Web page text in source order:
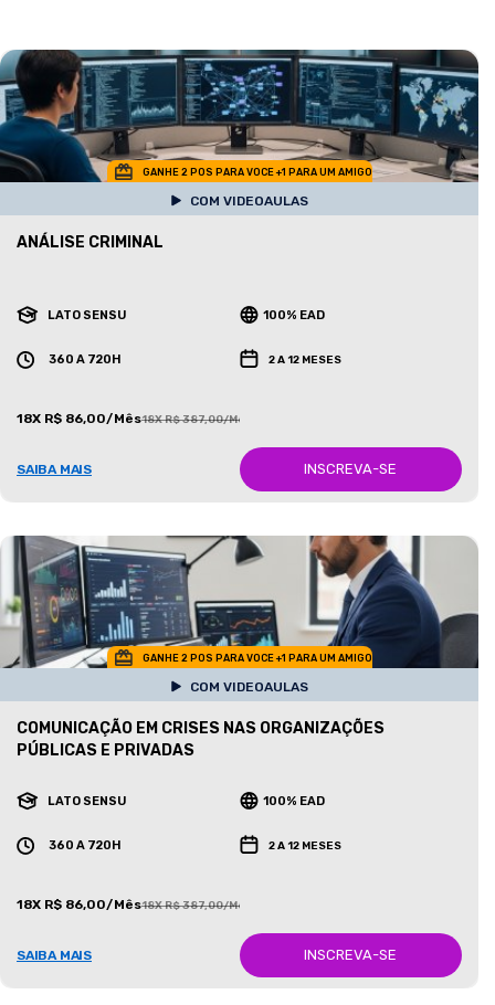
GANHE 2 POS PARA VOCE +1 PARA UM AMIGO
COM VIDEOAULAS
ANÁLISE CRIMINAL
LATO SENSU 100% EAD
360 A 720H 2 A 12 MESES
18X R$ 86,00/Mês18X R$ 387,00/Mês
SAIBA MAIS INSCREVA-SE
GANHE 2 POS PARA VOCE +1 PARA UM AMIGO
COM VIDEOAULAS
COMUNICAÇÃO EM CRISES NAS ORGANIZAÇÕES
PÚBLICAS E PRIVADAS
LATO SENSU 100% EAD
360 A 720H 2 A 12 MESES
18X R$ 86,00/Mês18X R$ 387,00/Mês
SAIBA MAIS INSCREVA-SE